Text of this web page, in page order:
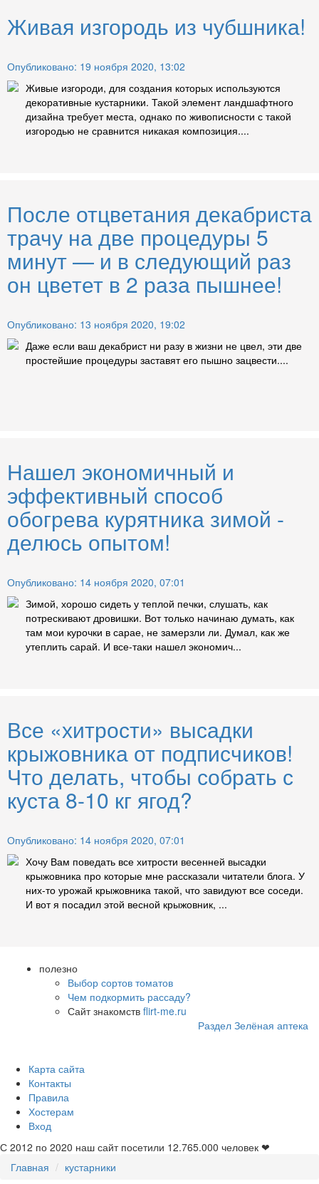
Живая изгородь из чубшника!
Опубликовано: 19 ноября 2020, 13:02
Живые изгороди, для создания которых используются
декоративные кустарники. Такой элемент ландшафтного
дизайна требует места, однако по живописности с такой
изгородью не сравнится никакая композиция....
После отцветания декабриста
трачу на две процедуры 5
минут — и в следующий раз
он цветет в 2 раза пышнее!
Опубликовано: 13 ноября 2020, 19:02
Даже если ваш декабрист ни разу в жизни не цвел, эти две
простейшие процедуры заставят его пышно зацвести....
Нашел экономичный и
эффективный способ
обогрева курятника зимой -
делюсь опытом!
Опубликовано: 14 ноября 2020, 07:01
Зимой, хорошо сидеть у теплой печки, слушать, как
потрескивают дровишки. Вот только начинаю думать, как
там мои курочки в сарае, не замерзли ли. Думал, как же
утеплить сарай. И все-таки нашел экономич...
Все «хитрости» высадки
крыжовника от подписчиков!
Что делать, чтобы собрать с
куста 8-10 кг ягод?
Опубликовано: 14 ноября 2020, 07:01
Хочу Вам поведать все хитрости весенней высадки
крыжовника про которые мне рассказали читатели блога. У
них-то урожай крыжовника такой, что завидуют все соседи.
И вот я посадил этой весной крыжовник, ...
полезно
Выбор сортов томатов
Чем подкормить рассаду?
Сайт знакомств flirt-me.ru
Раздел Зелёная аптека
Карта сайта
Контакты
Правила
Хостерам
Вход
С 2012 по 2020 наш сайт посетили 12.765.000 человек ❤
Главная
кустарники